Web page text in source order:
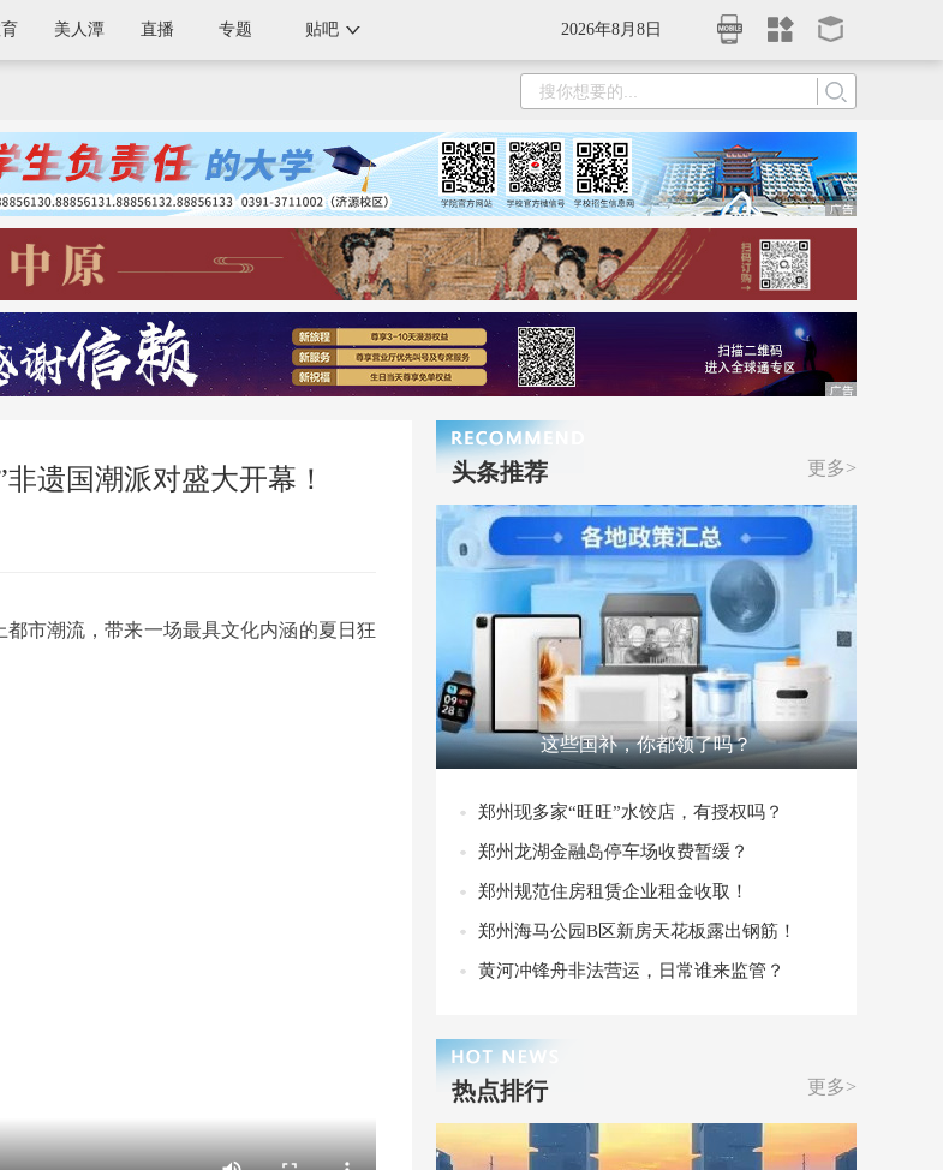
2026年8月8日
美人潭 直播 专题 贴吧
遗国潮派对盛大开幕！
市潮流，带来一场最具文化内涵的夏日狂
更多>
头条推荐
这些国补，你都领了吗？
郑州现多家“旺旺”水饺店，有授权吗？
郑州龙湖金融岛停车场收费暂缓？
郑州规范住房租赁企业租金收取！
郑州海马公园B区新房天花板露出钢筋！
黄河冲锋舟非法营运，日常谁来监管？
更多>
热点排行